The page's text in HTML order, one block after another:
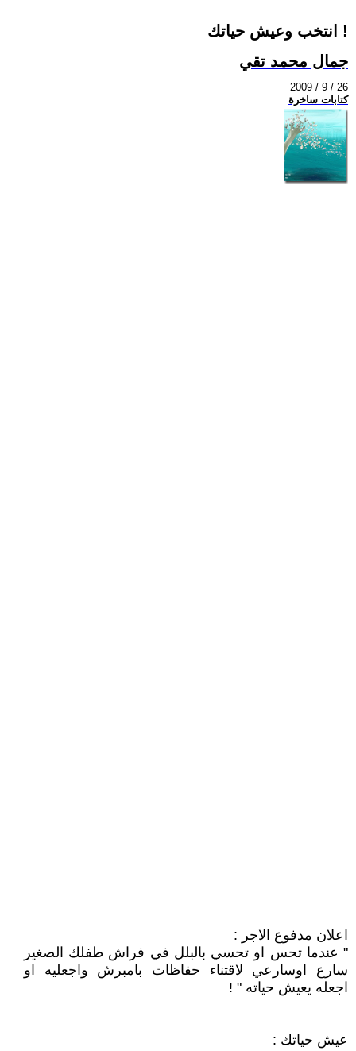
انتخب وعيش حياتك !
جمال محمد تقي
2009 / 9 / 26
كتابات ساخرة
اعلان مدفوع الاجر :
" عندما تحس او تحسي بالبلل في فراش طفلك الصغير
سارع اوسارعي لاقتناء حفاظات بامبرش واجعليه او
اجعله يعيش حياته " !
عيش حياتك :